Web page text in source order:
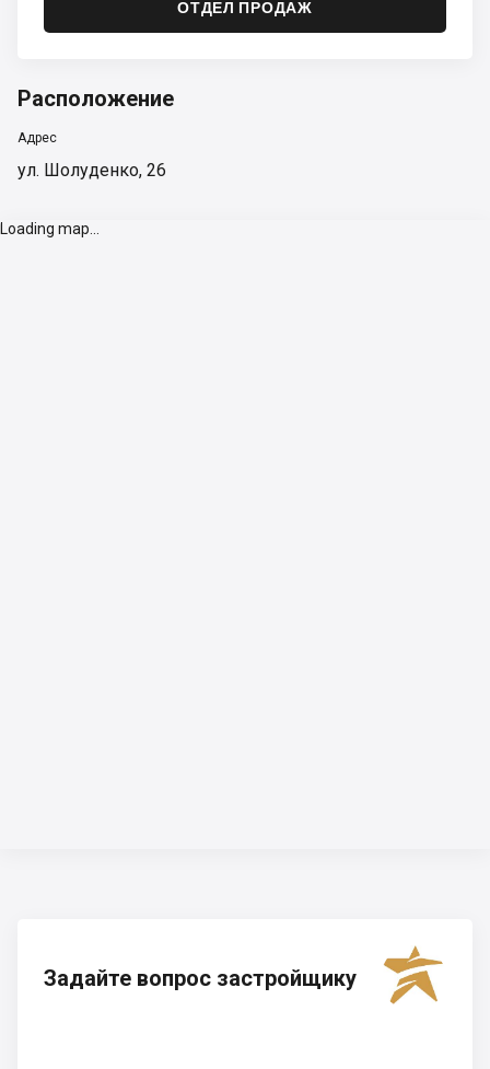
ОТДЕЛ ПРОДАЖ
Расположение
Адрес
ул. Шолуденко, 26
Loading map...
Задайте вопрос застройщику